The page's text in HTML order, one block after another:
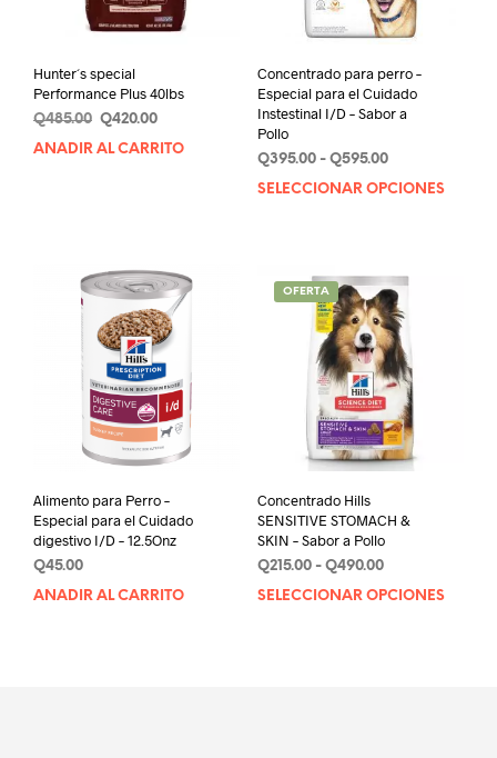
Hunter´s special
Performance Plus 40lbs
Q485.00 Original
price
Q420.00Current
price
AÑADIR AL CARRITO
Concentrado para perro –
Especial para el Cuidado
Instestinal I/D – Sabor a
Pollo
Q395.00 - Q595.00Rango
de
Q595.00
SELECCIONAR OPCIONES
Alimento para Perro –
Especial para el Cuidado
digestivo I/D – 12.5Onz
Q45.00
AÑADIR AL CARRITO
OFERTA
Concentrado Hills
SENSITIVE STOMACH &
SKIN – Sabor a Pollo
Q215.00 - Q490.00Rango
de
SELECCIONAR OPCIONES